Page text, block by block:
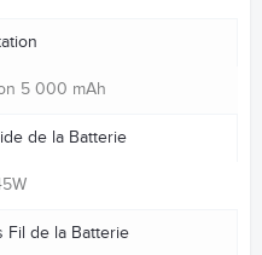
5 000 mAh
de la Batterie
Fil de la Batterie